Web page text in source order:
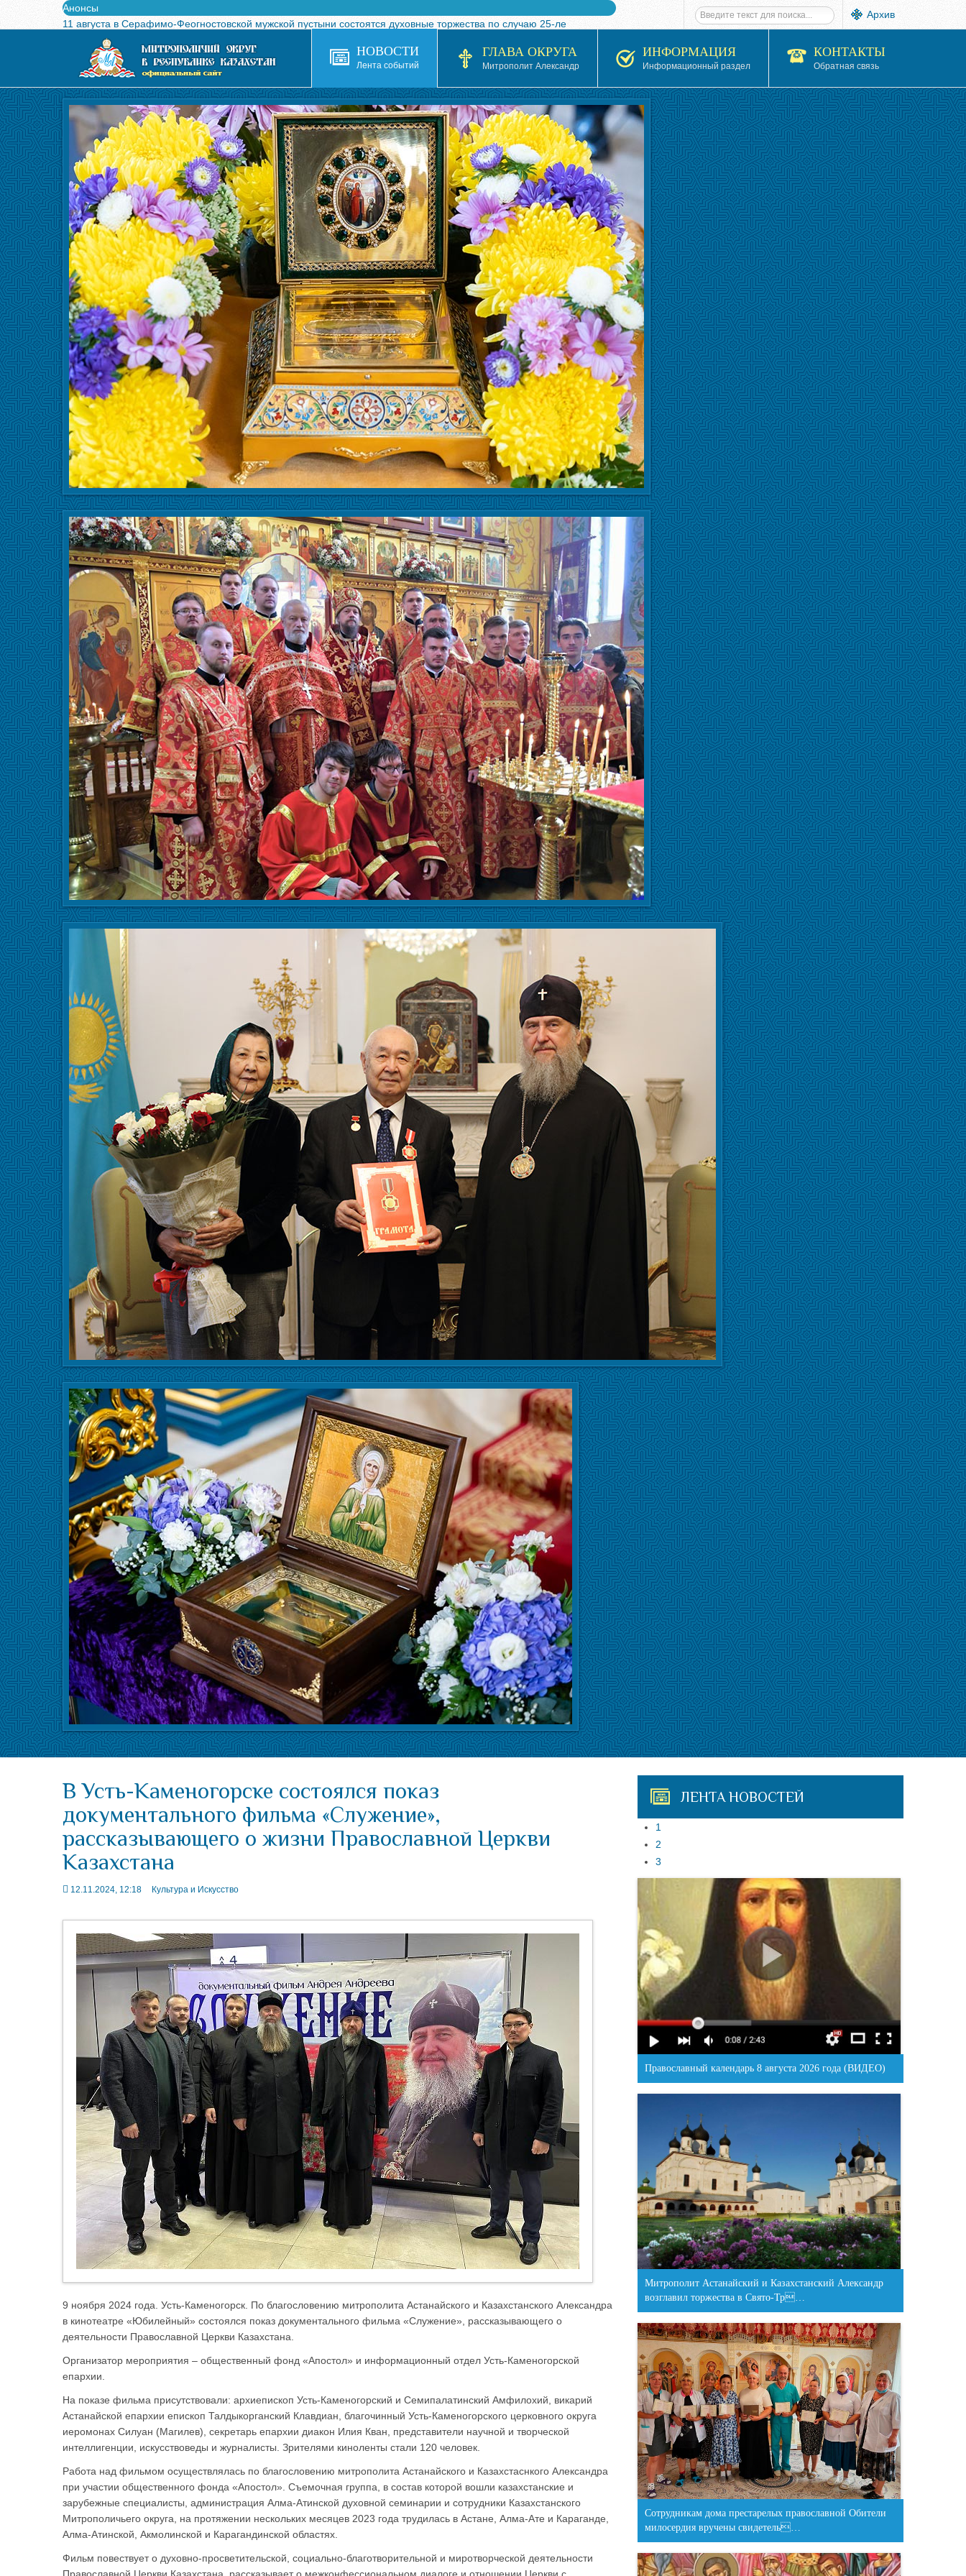
Анонсы
11 августа в Серафимо-Феогностовской мужской пустыни состоятся духовные торжества по случаю 25-ле
Выпущен в свет буклет о проведении Международного турнира по волейболу, посвященного 25-летию обр
Вышел в свет новый номер журнала «Свет Православия в Казахстане»
Вышла в свет монография «Управляющие Алма-Атинской епархией Русской Православной Церкви в 1927–19
Алма-Атинская духовная семинария объявляет прием документов на 2026-2027 учебный год
Архив
НОВОСТИ
Лента событий
ГЛАВА ОКРУГА
Митрополит Александр
ИНФОРМАЦИЯ
Информационный раздел
КОНТАКТЫ
Обратная связь
В Усть-Каменогорске состоялся показ
документального фильма «Служение»,
рассказывающего о жизни Православной Церкви
Казахстана
12.11.2024, 12:18 Культура и Искусство
9 ноября 2024 года. Усть-Каменогорск. По благословению митрополита Астанайского и Казахстанского Александра
в кинотеатре «Юбилейный» состоялся показ документального фильма «Служение», рассказывающего о
деятельности Православной Церкви Казахстана.
Организатор мероприятия – общественный фонд «Апостол» и информационный отдел Усть-Каменогорской
епархии.
На показе фильма присутствовали: архиепископ Усть-Каменогорский и Семипалатинский Амфилохий, викарий
Астанайской епархии епископ Талдыкорганский Клавдиан, благочинный Усть-Каменогорского церковного округа
иеромонах Силуан (Магилев), секретарь епархии диакон Илия Кван, представители научной и творческой
интеллигенции, искусствоведы и журналисты. Зрителями киноленты стали 120 человек.
Работа над фильмом осуществлялась по благословению митрополита Астанайского и Казахстаснкого Александра
при участии общественного фонда «Апостол». Съемочная группа, в состав которой вошли казахстанские и
зарубежные специалисты, администрация Алма-Атинской духовной семинарии и сотрудники Казахстанского
Митрополичьего округа, на протяжении нескольких месяцев 2023 года трудилась в Астане, Алма-Ате и Караганде,
Алма-Атинской, Акмолинской и Карагандинской областях.
Фильм повествует о духовно-просветительской, социально-благотворительной и миротворческой деятельности
ЛЕНТА НОВОСТЕЙ
1
2
3
Православный календарь 8 августа 2026 года (ВИДЕО)
Митрополит Астанайский и Казахстанский Александр
возглавил торжества в Свято-Тр…
Сотрудникам дома престарелых православной Обители
милосердия вручены свидетель…